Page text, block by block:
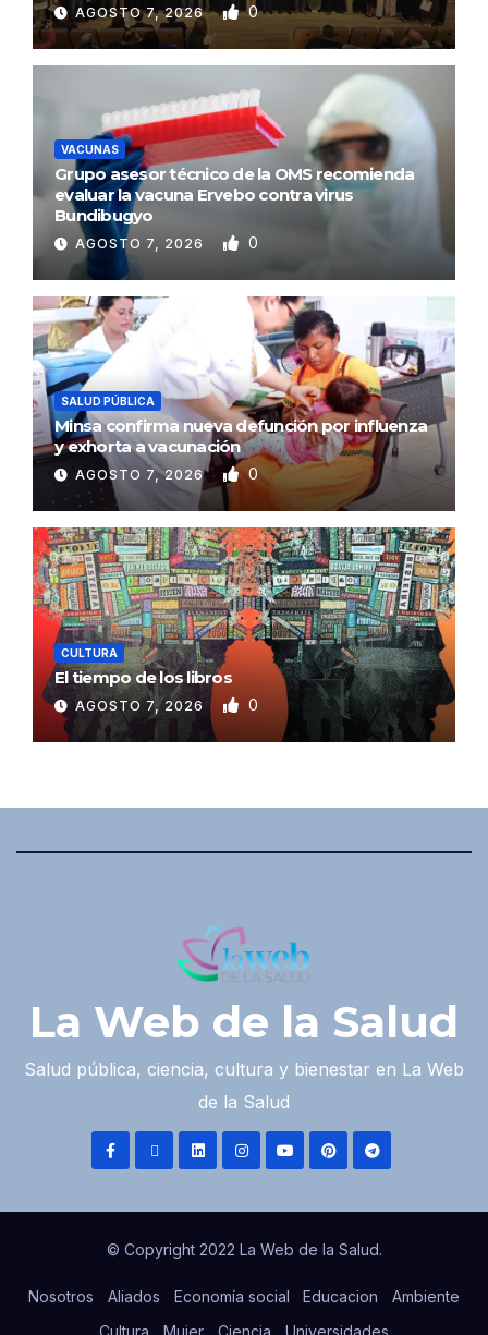
AGOSTO 7, 2026 0
VACUNAS
Grupo asesor técnico de la OMS recomienda
evaluar la vacuna Ervebo contra virus
Bundibugyo
AGOSTO 7, 2026 0
SALUD PÚBLICA
Minsa confirma nueva defunción por influenza
y exhorta a vacunación
AGOSTO 7, 2026 0
CULTURA
El tiempo de los libros
AGOSTO 7, 2026 0
La Web de la Salud
Salud pública, ciencia, cultura y bienestar en La Web
de la Salud
© Copyright 2022 La Web de la Salud.
Nosotros Aliados Economía social Educacion
Ambiente